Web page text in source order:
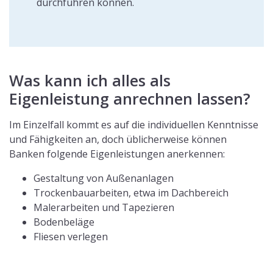
Was kann ich alles als
Eigenleistung anrechnen lassen?
Im Einzelfall kommt es auf die individuellen Kenntnisse
und Fähigkeiten an, doch üblicherweise können
Banken folgende Eigenleistungen anerkennen:
Gestaltung von Außenanlagen
Trockenbauarbeiten, etwa im Dachbereich
Malerarbeiten und Tapezieren
Bodenbeläge
Fliesen verlegen